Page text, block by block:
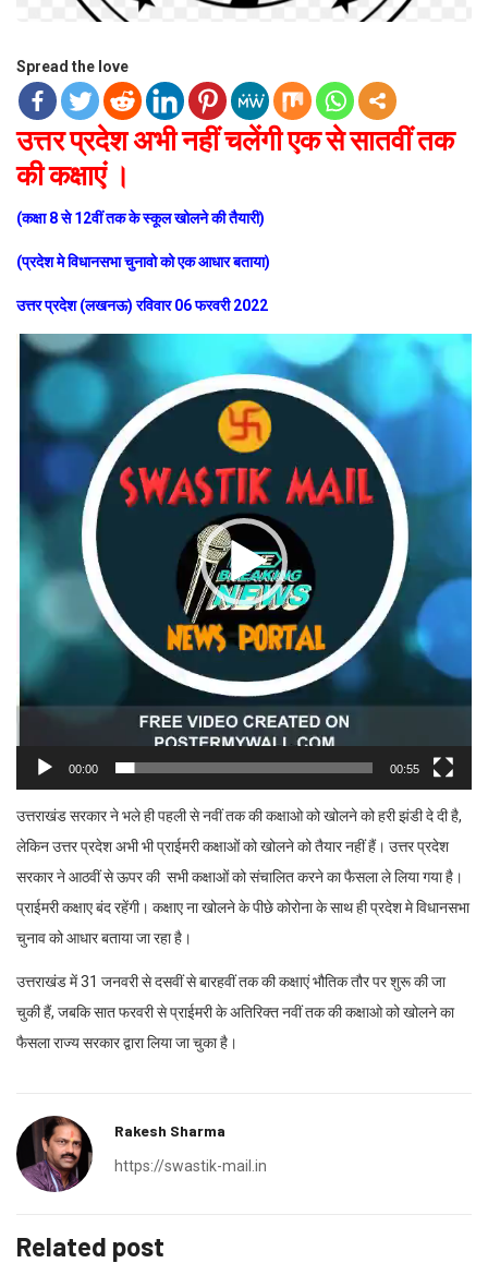
Spread the love
उत्तर प्रदेश अभी नहीं चलेंगी एक से सातवीं तक
की कक्षाएं ।
(कक्षा 8 से 12वीं तक के स्कूल खोलने की तैयारी)
(प्रदेश मे विधानसभा चुनावो को एक आधार बताया)
उत्तर प्रदेश (लखनऊ) रविवार 06 फरवरी 2022
Video
Player
00:00 00:55
उत्तराखंड सरकार ने भले ही पहली से नवीं तक की कक्षाओ को खोलने को हरी झंडी दे दी है,
लेकिन उत्तर प्रदेश अभी भी प्राईमरी कक्षाओं को खोलने को तैयार नहीं हैं। उत्तर प्रदेश
सरकार ने आठवीं से ऊपर की सभी कक्षाओं को संचालित करने का फैसला ले लिया गया है।
प्राईमरी कक्षाए बंद रहेंगी। कक्षाए ना खोलने के पीछे कोरोना के साथ ही प्रदेश मे विधानसभा
चुनाव को आधार बताया जा रहा है।
उत्तराखंड में 31 जनवरी से दसवीं से बारहवीं तक की कक्षाएं भौतिक तौर पर शुरू की जा
चुकी हैं, जबकि सात फरवरी से प्राईमरी के अतिरिक्त नवीं तक की कक्षाओ को खोलने का
फैसला राज्य सरकार द्वारा लिया जा चुका है।
Rakesh Sharma
https://swastik-mail.in
Related post